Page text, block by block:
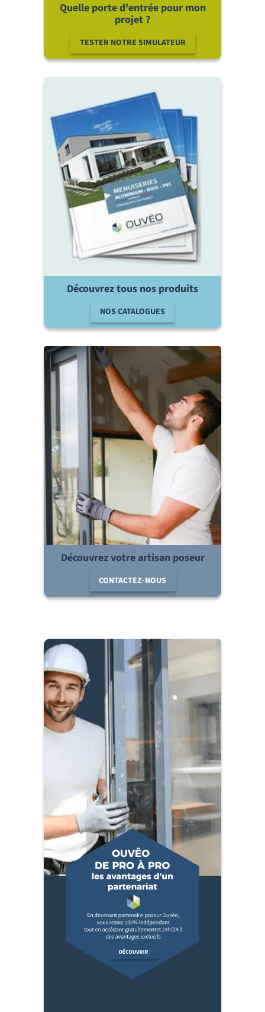
Quelle porte d'entrée pour mon
projet ?
TESTER NOTRE SIMULATEUR
Découvrez tous nos produits
NOS CATALOGUES
Découvrez votre artisan poseur
CONTACTEZ-NOUS